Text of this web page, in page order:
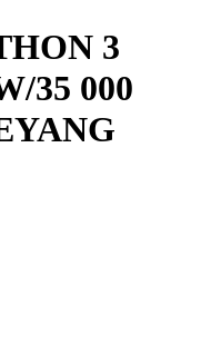
3
35 000